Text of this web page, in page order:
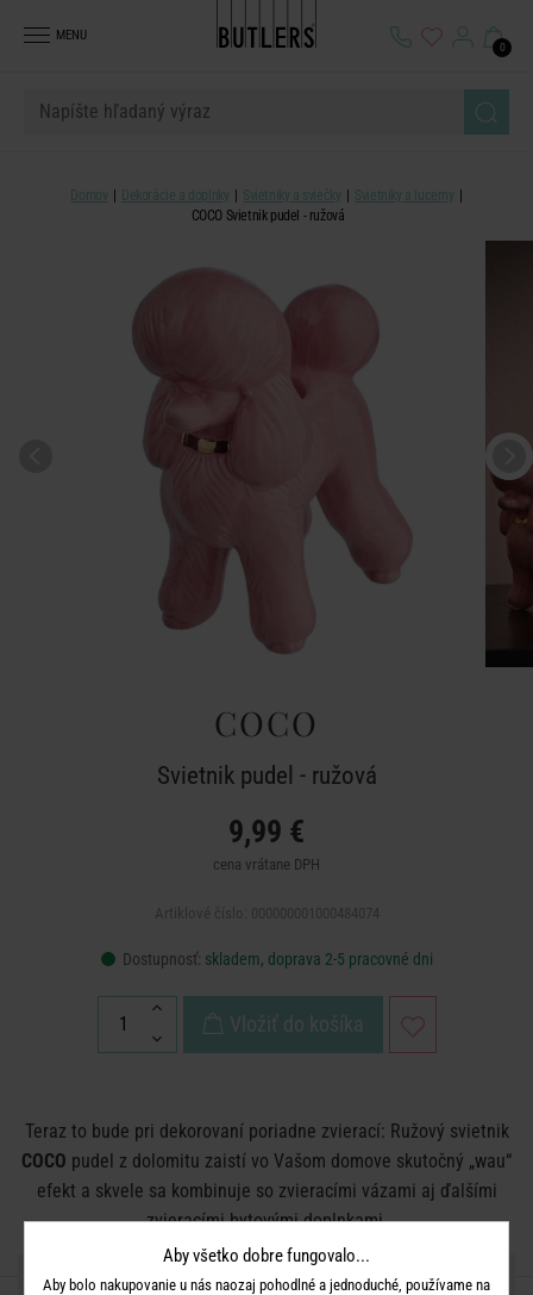
MENU
0
Domov Dekorácie a doplnky Svietniky a sviečky
Svietniky a lucerny
COCO Svietnik pudel - ružová
COCO
Svietnik pudel - ružová
9,99 €
cena vrátane DPH
Dostupnosť: skladem, doprava 2-5 pracovné dni
Vložiť do košíka
Teraz to bude pri dekorovaní poriadne zvierací: Ružový svietnik
COCO pudel z dolomitu zaistí vo Vašom domove skutočný „wau“
efekt a skvele sa kombinuje so zvieracími vázami aj ďalšími
zvieracími bytovými doplnkami.
DETAILY PRODUKTU
Aby všetko dobre fungovalo...
Aby bolo nakupovanie u nás naozaj pohodlné a jednoduché, používame na